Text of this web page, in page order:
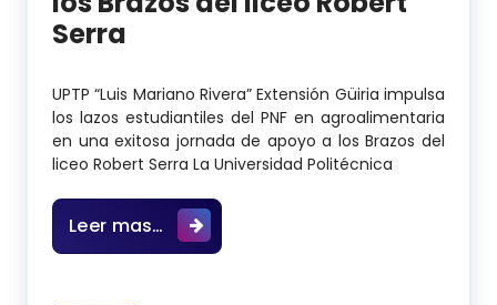
Serra
UPTP “Luis Mariano Rivera” Extensión Güiria impulsa
los lazos estudiantiles del PNF en agroalimentaria
en una exitosa jornada de apoyo a los Brazos del
liceo Robert Serra La Universidad Politécnica
Leer mas… UPTP “Luis Mariano Rivera”